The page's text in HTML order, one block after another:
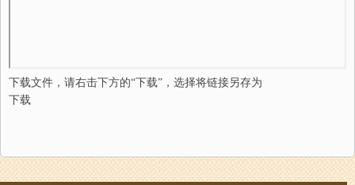
下载文件，请右击下方的“下载”，选择将链接另存为
下载